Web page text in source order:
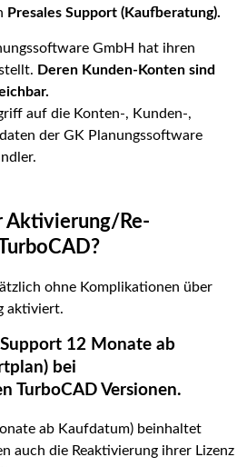
Presales Support (Kaufberatung).
GmbH hat ihren
Deren Kunden-Konten sind
auf die Konten-, Kunden-,
der GK Planungssoftware
Aktivierung/Re-
ohne Komplikationen über
aktiviert.
12 Monate ab
bei
TurboCAD Versionen.
ab Kaufdatum) beinhaltet
auch die Reaktivierung ihrer Lizenz